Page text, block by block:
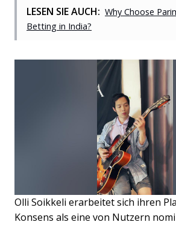
LESEN SIE AUCH: Why Choose
Betting in India?
Olli Soikkeli erarbeitet sich ihren
Konsens als eine von Nutzern